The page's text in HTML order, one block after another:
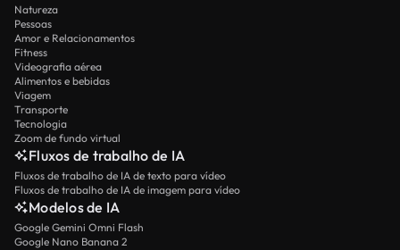
Natureza
Pessoas
Amor e Relacionamentos
Fitness
Videografia aérea
Alimentos e bebidas
Viagem
Transporte
Tecnologia
Zoom de fundo virtual
Fluxos de trabalho de IA
Fluxos de trabalho de IA de texto para vídeo
Fluxos de trabalho de IA de imagem para vídeo
Modelos de IA
Google Gemini Omni Flash
Google Nano Banana 2